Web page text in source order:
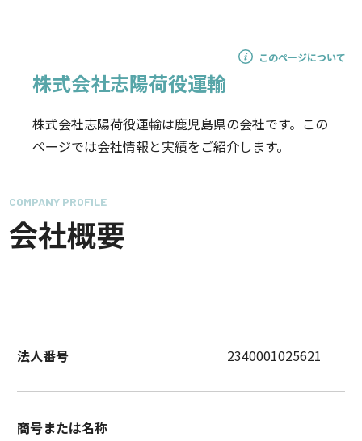
このページについて
株式会社志陽荷役運輸
株式会社志陽荷役運輸は鹿児島県の会社です。この
ページでは会社情報と実績をご紹介します。
COMPANY PROFILE
会社概要
法人番号 2340001025621
商号または名称